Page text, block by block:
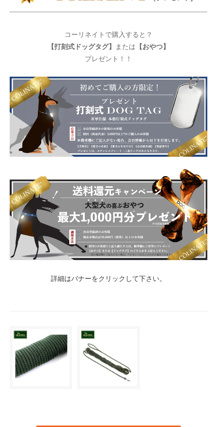
コーリネイトで購入すると？
【打刻式ドッグタグ】 または 【おやつ】
プレゼント！！
詳細はバナーをクリックして下さい。